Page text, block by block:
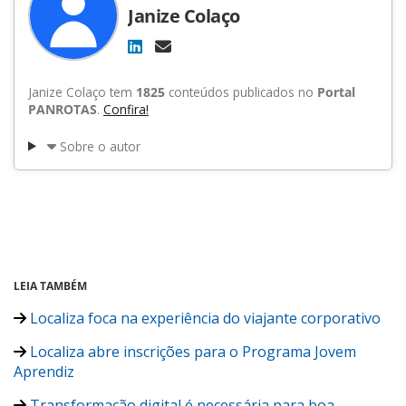
Janize Colaço
Janize Colaço tem 1825 conteúdos publicados no Portal
PANROTAS. Confira!
Sobre o autor
LEIA TAMBÉM
Localiza foca na experiência do viajante corporativo
Localiza abre inscrições para o Programa Jovem
Aprendiz